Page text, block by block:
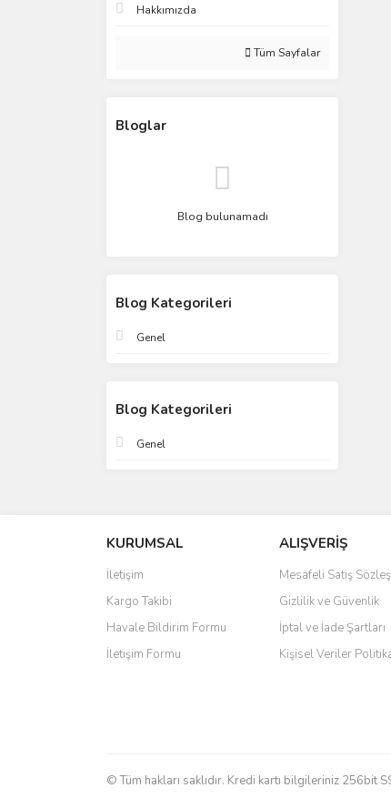
Hakkımızda
Tüm Sayfalar
Bloglar
Blog bulunamadı
Blog Kategorileri
Genel
Blog Kategorileri
Genel
KURUMSAL
İletişim
Kargo Takibi
Havale Bildirim Formu
İletişim Formu
ALIŞVERİŞ
Mesafeli Satış
Gizlilik ve Güvenlik
İptal ve İade Şartları
Kişisel Veriler
© Tüm hakları saklıdır. Kredi kartı bilgileriniz 256bit